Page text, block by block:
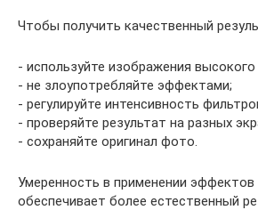
Чтобы получить качественный
- используйте изображения
- не злоупотребляйте эффектами;
- регулируйте интенсивность
- проверяйте результат на разных
- сохраняйте оригинал фото.
Умеренность в применении эффектов
обеспечивает более естественный